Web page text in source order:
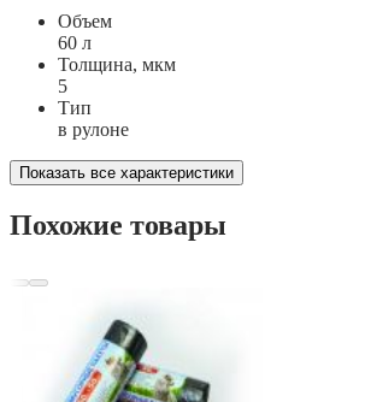
Объем
60 л
Толщина, мкм
5
Тип
в рулоне
Показать все характеристики
Похожие товары